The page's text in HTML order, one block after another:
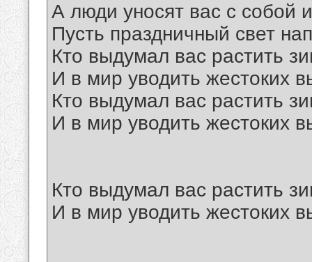
А люди уносят вас с собой
Пусть праздничный свет
Кто выдумал вас растить
И в мир уводить жестоких
Кто выдумал вас растить
И в мир уводить жестоких
Кто выдумал вас растить
И в мир уводить жестоких